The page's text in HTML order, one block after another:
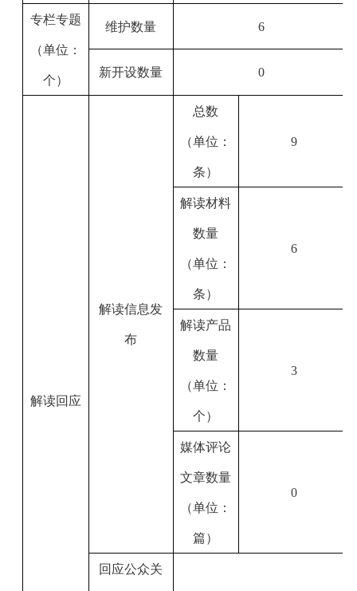
专栏专题
（单位：
个）
维护数量 6
新开设数量 0
解读回应
解读信息发
布
总数
（单位：
条）
9
解读材料
数量
（单位：
条）
6
解读产品
数量
（单位：
个）
3
媒体评论
文章数量
（单位：
篇）
0
回应公众关